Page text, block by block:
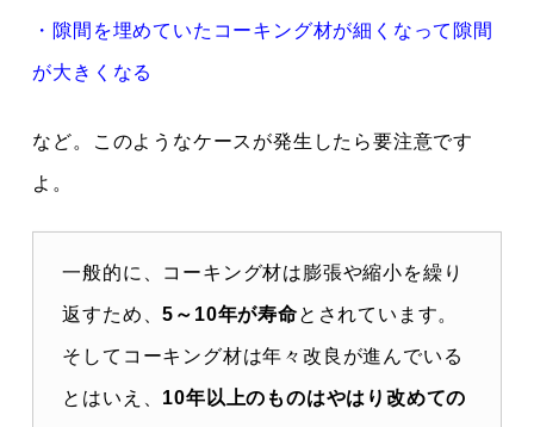
・隙間を埋めていたコーキング材が細くなって隙間
が大きくなる
など。このようなケースが発生したら要注意です
よ。
一般的に、コーキング材は膨張や縮小を繰り
返すため、5～10年が寿命とされています。
そしてコーキング材は年々改良が進んでいる
とはいえ、 10年以上のものはやはり改めての